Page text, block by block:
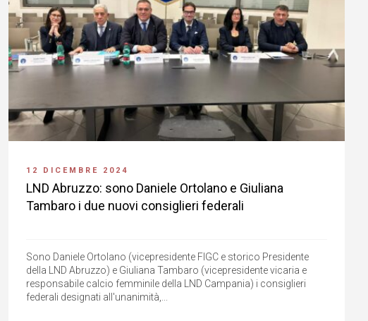
12 DICEMBRE 2024
LND Abruzzo: sono Daniele Ortolano e Giuliana
Tambaro i due nuovi consiglieri federali
Sono Daniele Ortolano (vicepresidente FIGC e storico Presidente
della LND Abruzzo) e Giuliana Tambaro (vicepresidente vicaria e
responsabile calcio femminile della LND Campania) i consiglieri
federali designati all'unanimità,...